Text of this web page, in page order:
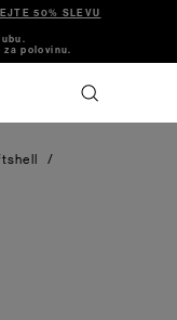
50% SLEVU
polovinu.
/